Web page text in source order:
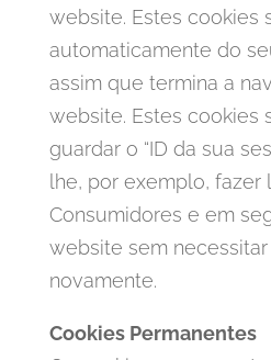
website. Estes cookies
automaticamente do
assim que termina a
website. Estes cookies
guardar o “ID da sua
lhe, por exemplo,
Consumidores e em
website sem
novamente.
Cookies Permanentes